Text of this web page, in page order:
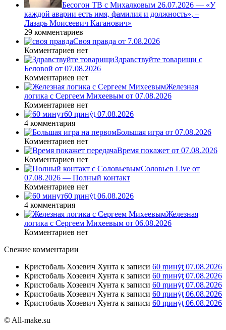
Бесогон ТВ с Михалковым 26.07.2026 — «У
каждой аварии есть имя, фамилия и должность», –
Лазарь Моисеевич Каганович»
29 комментариев
Своя правда от 7.08.2026
Комментариев нет
Здравствуйте товарищи с
Беловой от 07.08.2026
Комментариев нет
Железная
логика с Сергеем Михеевым от 07.08.2026
Комментариев нет
60 ṃинẏƫ 07.08.2026
4 комментария
Большая игра от 07.08.2026
Комментариев нет
Время покажет от 07.08.2026
Комментариев нет
Соловьев Live от
07.08.2026 — Полный контакт
Комментариев нет
60 ṃинẏƫ 06.08.2026
4 комментария
Железная
логика с Сергеем Михеевым от 06.08.2026
Комментариев нет
Свежие комментарии
Кристобаль Хозевич Хунта к записи 60 ṃинẏƫ 07.08.2026
Кристобаль Хозевич Хунта к записи 60 ṃинẏƫ 07.08.2026
Кристобаль Хозевич Хунта к записи 60 ṃинẏƫ 07.08.2026
Кристобаль Хозевич Хунта к записи 60 ṃинẏƫ 06.08.2026
Кристобаль Хозевич Хунта к записи 60 ṃинẏƫ 06.08.2026
© All-make.su